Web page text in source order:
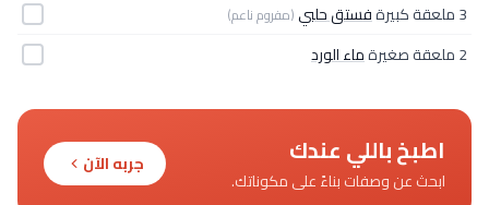
3 ملعقة كبيرة
فستق حلبي (مفروم ناعم)
2 ملعقة صغيرة ماء الورد
اطبخ باللي عندك
ابحث عن وصفات بناءً على مكوناتك.
جربه الآن